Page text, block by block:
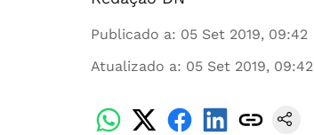
Publicado a: 05 Set 2019, 09:42
Atualizado a: 05 Set 2019, 09:42